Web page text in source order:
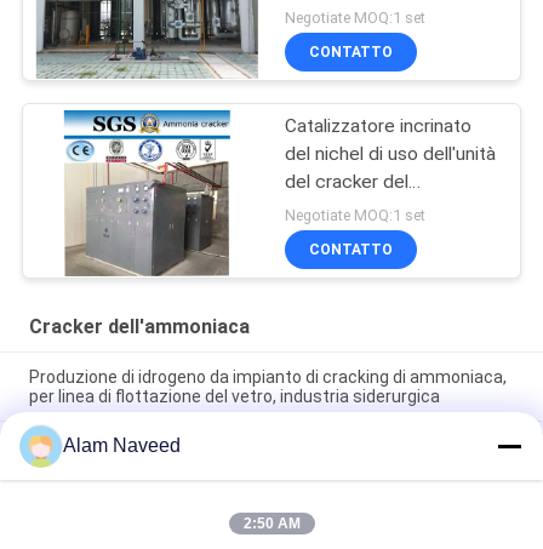
trattamento termico/di
metallurgia
Negotiate MOQ:1 set
CONTATTO
Catalizzatore incrinato
del nichel di uso dell'unità
del cracker del
generatore
dell'ammoniaca/ammoniaca
Negotiate MOQ:1 set
CONTATTO
Cracker dell'ammoniaca
Produzione di idrogeno da impianto di cracking di ammoniaca,
per linea di flottazione del vetro, industria siderurgica
Linea di galleggiamento di vetro della pianta del cracker
dell'ammoniaca di produzione dell'idrogeno industria
siderurgica
Installazione semplice dell'ammoniaca del generatore
Alam Naveed
2:50 AM